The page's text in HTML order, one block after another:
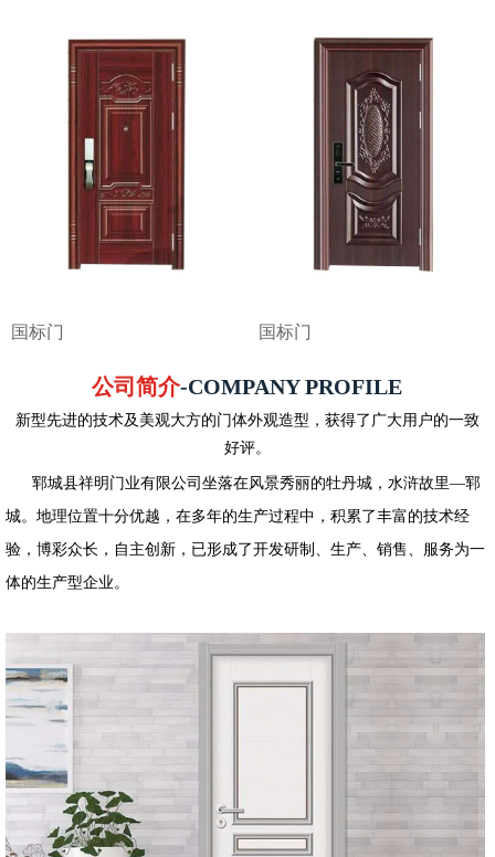
国标门 国标门
公司简介-COMPANY PROFILE
新型先进的技术及美观大方的门体外观造型，获得了广大用户的一致
好评。
郓城县祥明门业有限公司坐落在风景秀丽的牡丹城，水浒故里—郓
城。地理位置十分优越，在多年的生产过程中，积累了丰富的技术经
验，博彩众长，自主创新，已形成了开发研制、生产、销售、服务为一
体的生产型企业。